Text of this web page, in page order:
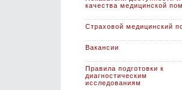
качества медицинской
Страховой медицинский
Вакансии
Правила подготовки к
диагностическим
исследованиям